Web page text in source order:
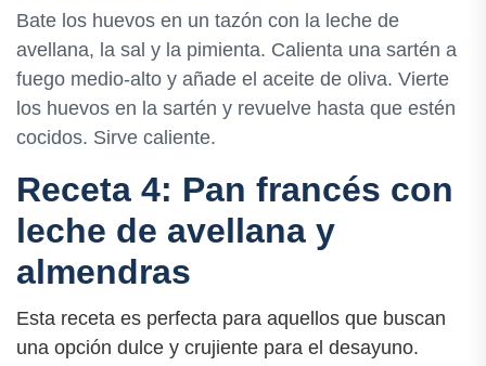
Bate los huevos en un tazón con la leche de
avellana, la sal y la pimienta. Calienta una sartén a
fuego medio-alto y añade el aceite de oliva. Vierte
los huevos en la sartén y revuelve hasta que estén
cocidos. Sirve caliente.
Receta 4: Pan francés con
leche de avellana y
almendras
Esta receta es perfecta para aquellos que buscan
una opción dulce y crujiente para el desayuno.